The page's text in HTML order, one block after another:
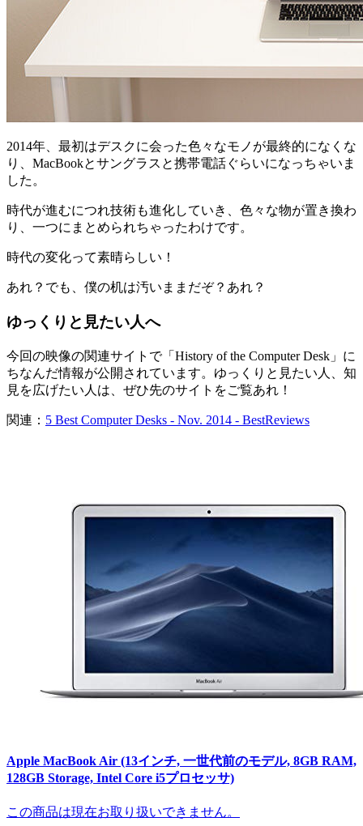
2014年、最初はデスクに会った色々なモノが最終的になくな
り、MacBookとサングラスと携帯電話ぐらいになっちゃいま
した。
時代が進むにつれ技術も進化していき、色々な物が置き換わ
り、一つにまとめられちゃったわけです。
時代の変化って素晴らしい！
あれ？でも、僕の机は汚いままだぞ？あれ？
ゆっくりと見たい人へ
今回の映像の関連サイトで「History of the Computer Desk」に
ちなんだ情報が公開されています。ゆっくりと見たい人、知
見を広げたい人は、ぜひ先のサイトをご覧あれ！
関連： 5 Best Computer Desks - Nov. 2014 - BestReviews
Apple MacBook Air (13インチ, 一世代前のモデル, 8GB RAM,
128GB Storage, Intel Core i5プロセッサ)
この商品は現在お取り扱いできません。